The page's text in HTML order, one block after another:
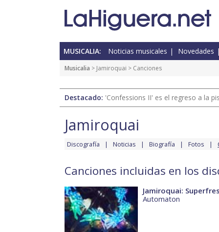
MUSICALIA: Noticias musicales Novedades
Musicalia > Jamiroquai > Canciones
Destacado: 'Confessions II' es el regreso a la
Jamiroquai
Discografía Noticias Biografía Fotos
Canciones incluidas en los
Jamiroquai:
Automaton